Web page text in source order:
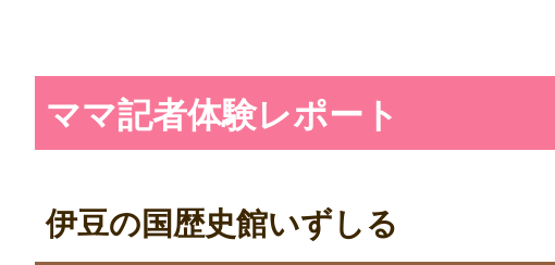
ママ記者体験レポート
伊豆の国歴史館いずしる